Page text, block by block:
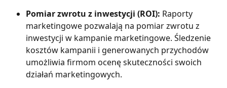
Pomiar zwrotu z inwestycji (ROI): Raporty
marketingowe pozwalają na pomiar zwrotu z
inwestycji w kampanie marketingowe. Śledzenie
kosztów kampanii i generowanych przychodów
umożliwia firmom ocenę skuteczności swoich
działań marketingowych.